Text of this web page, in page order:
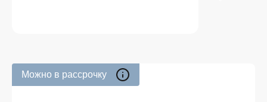
Можно в рассрочку